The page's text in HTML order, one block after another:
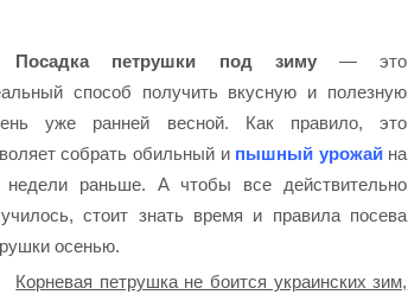
Посадка петрушки под зиму— это
способ получить вкусную и полезную
уже ранней весной. Как правило, это
собрать обильный и пышный урожайна
недели раньше. А чтобы все действительно
стоит знать время и правила посева
осенью.
Корневая петрушка не боится украинских зим,